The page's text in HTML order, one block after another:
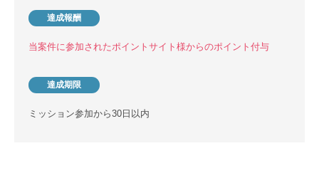
達成報酬
当案件に参加されたポイントサイト様からのポイント付与
達成期限
ミッション参加から30日以内